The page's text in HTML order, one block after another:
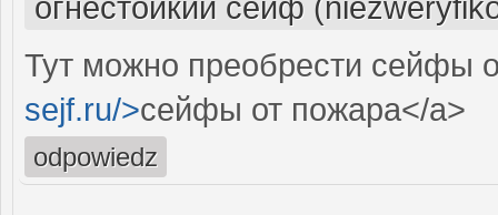
огнестойкий сейф
Тут можно преобрести сейфы
sejf.ru/>сейфы от пожара</a>
odpowiedz